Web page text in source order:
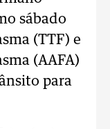
sábado
(TTF) e
(AAFA)
para